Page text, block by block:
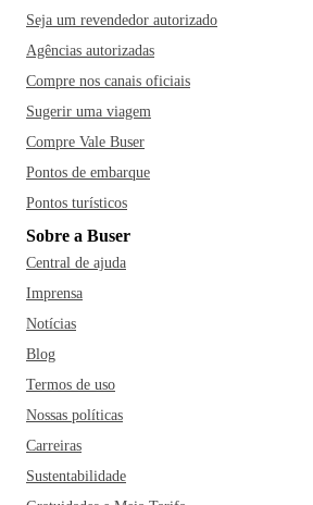
Seja um revendedor autorizado
Agências autorizadas
Compre nos canais oficiais
Sugerir uma viagem
Compre Vale Buser
Pontos de embarque
Pontos turísticos
Sobre a Buser
Central de ajuda
Imprensa
Notícias
Blog
Termos de uso
Nossas políticas
Carreiras
Sustentabilidade